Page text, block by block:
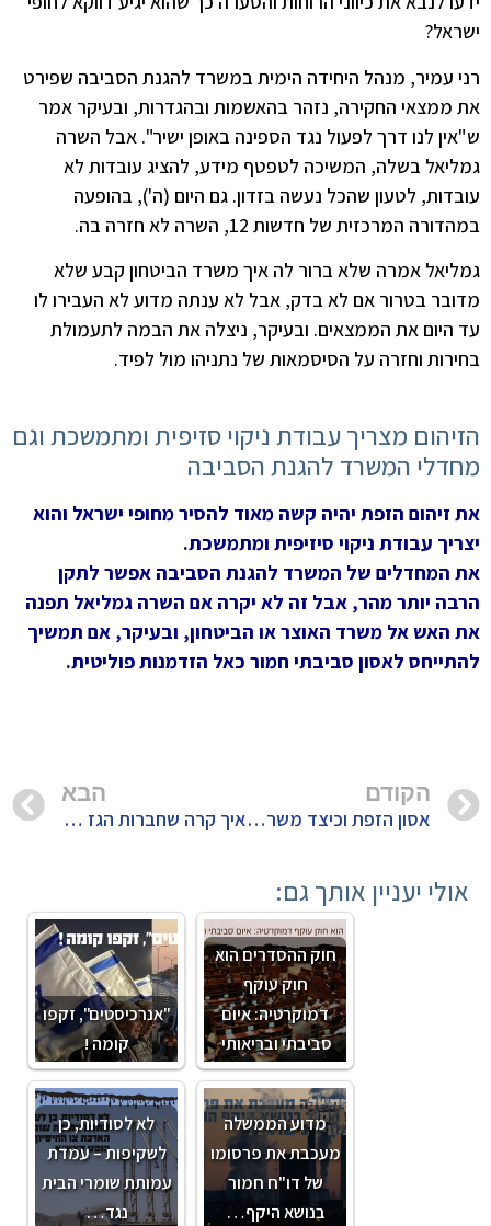
ישראל?
רני עמיר, מנהל היחידה הימית במשרד להגנת הסביבה שפירט
את ממצאי החקירה, נזהר בהאשמות ובהגדרות, ובעיקר אמר
ש"אין לנו דרך לפעול נגד הספינה באופן ישיר". אבל השרה
גמליאל בשלה, המשיכה לטפטף מידע, להציג עובדות לא
עובדות, לטעון שהכל נעשה בזדון. גם היום (ה'), בהופעה
במהדורה המרכזית של חדשות 12, השרה לא חזרה בה.
גמליאל אמרה שלא ברור לה איך משרד הביטחון קבע שלא
מדובר בטרור אם לא בדק, אבל לא ענתה מדוע לא העבירו לו
עד היום את הממצאים. ובעיקר, ניצלה את הבמה לתעמולת
בחירות וחזרה על הסיסמאות של נתניהו מול לפיד.
הזיהום מצריך עבודת ניקוי סזיפית ומתמשכת וגם
מחדלי המשרד להגנת הסביבה
את זיהום הזפת יהיה קשה מאוד להסיר מחופי ישראל והוא
יצריך עבודת ניקוי סיזיפית ומתמשכת.
את המחדלים של המשרד להגנת הסביבה אפשר לתקן
הרבה יותר מהר, אבל זה לא יקרה אם השרה גמליאל תפנה
את האש אל משרד האוצר או הביטחון, ובעיקר, אם תמשיך
להתייחס לאסון סביבתי חמור כאל הזדמנות פוליטית.
הקודם
אסון הזפת וכיצד משרד האנרגיה משתמש בו כדי לייצר ספין שיקדם את קמפיין הגז
הבא
איך קרה שחברות הגז לא משלמות לקרן למניעת זיהום ים?
אולי יעניין אותך גם:
"אנרכיסטים", זקפו
קומה !
חוק ההסדרים הוא
חוק עוקף
דמוקרטיה: איום
סביבתי ובריאותי
לא לסודיות, כן
לשקיפות – עמדת
עמותת שומרי הבית
נגד…
מדוע הממשלה
מעכבת את פרסומו
של דו"ח חמור
בנושא היקף…